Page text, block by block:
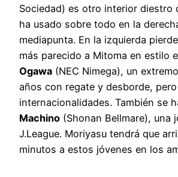
Sociedad) es otro interior diestro
ha usado sobre todo en la
mediapunta. En la izquierda
más parecido a Mitoma en estilo
Ogawa (NEC Nimega), un
años con regate y desborde,
internacionalidades. También se
Machino (Shonan Bellmare), una
J.League. Moriyasu tendrá que
minutos a estos jóvenes en los